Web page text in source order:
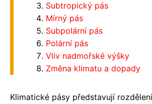
Subtropický pás
Mírný pás
Subpolární pás
Polární pás
Vliv nadmořské výšky
Změna klimatu a dopady
Klimatické pásy představují